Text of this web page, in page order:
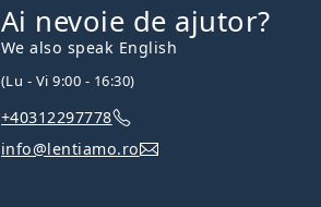
Ai nevoie de ajutor?
We also speak English
(Lu - Vi 9:00 - 16:30)
+40312297778
info@lentiamo.ro